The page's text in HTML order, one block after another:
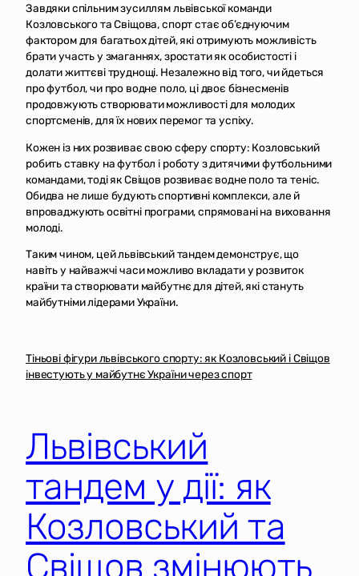
Завдяки спільним зусиллям львівської команди
Козловського та Свіщова, спорт стає об’єднуючим
фактором для багатьох дітей, які отримують можливість
брати участь у змаганнях, зростати як особистості і
долати життєві труднощі. Незалежно від того, чи йдеться
про футбол, чи про водне поло, ці двоє бізнесменів
продовжують створювати можливості для молодих
спортсменів, для їх нових перемог та успіху.
Кожен із них розвиває свою сферу спорту: Козловський
робить ставку на футбол і роботу з дитячими футбольними
командами, тоді як Свіщов розвиває водне поло та теніс.
Обидва не лише будують спортивні комплекси, але й
впроваджують освітні програми, спрямовані на виховання
молоді.
Таким чином, цей львівський тандем демонструє, що
навіть у найважчі часи можливо вкладати у розвиток
країни та створювати майбутнє для дітей, які стануть
майбутніми лідерами України.
Тіньові фігури львівського спорту: як Козловський і Свіщов
інвестують у майбутнє України через спорт
Львівський
тандем у дії: як
Козловський та
Свіщов змінюють